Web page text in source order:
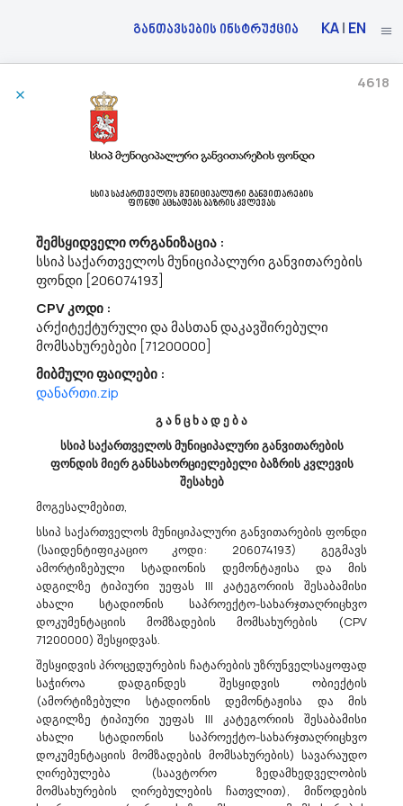
განთავსების ინსტრუქცია KA| EN
Სსიპ Სახელმწიფო Შესყიდვების Სააგენტო Აცხადებს Ბაზრის Კვლევას
03100000 - სოფლის მეურნეობისა და ბაღჩეული პროდუქტები .
13/05/2026
მოგესალმებით,გაცნობებთ, რომ სსიპ „სახელმწიფო შესყიდვების
ძალოვანი სტრუქტურებისთვის საჭირო ქათმის კვერცხის
შესყიდვა, კონსოლიდირებული ტენდერის საშუალებით.
აღნიშნულის ფარგლებში, სააგენტო ა...
Შპს ,,საქაერონავიგაცია“ Აცხადებს Ბაზრის Კვლევას
50433000 - დაკალიბრების მომსახურება .
გაცნობებთ, რომ შპს ,,საქაერონავიგაცია“ (ს/კ 208144051) ატარებს
ბაზრის კვლევას შპს გაზომვის საშუალებების (ვატმეტრების)
ღირებულების დადგენის მიზნით. კლასიფიკატორის კოდით
CPV5043300. დაინტერე...
Შპს „საქართველოს Მელიორაცია“ Აცხადებს Ბაზრის Კვლევას
45200000 - მთლიანი ან ნაწილობრივი სამშენებლო სამუშაოები და
სამოქალაქო მშენებლობის სამუშაოები.
08/05/2026
შპს „საქართველოს მელიორაცია“ (საიდენტიფიკაციო კოდი:
204524568) ატარებს ღია კარის დღეს „ქ.ფოთთან, მდინარე
რიონზე არსებული წყალგამყოფი კვანძის ქვედა ბიეფის
ფლუტბეტისა და რისბერმის დაზიანებული ნაწილების და
სსიპ საქართველოს მუნიციპალური განვითარების
ფონდი აცხადებს ბაზრის კვლევას
შემსყიდველი ორგანიზაცია :
სსიპ საქართველოს მუნიციპალური განვითარების
ფონდი [206074193]
CPV კოდი :
არქიტექტურული და მასთან დაკავშირებული
მომსახურებები [71200000]
მიბმული ფაილები :
დანართი.zip
4618
გ ა ნ ც ხ ა დ ე ბ ა
სსიპ საქართველოს მუნიციპალური განვითარების
ფონდის მიერ განსახორციელებელი ბაზრის კვლევის
შესახებ
მოგესალმებით,
სსიპ საქართველოს მუნიციპალური განვითარების ფონდი
(საიდენტიფიკაციო კოდი: 206074193) გეგმავს
ამორტიზებული სტადიონის დემონტაჟისა და მის
ადგილზე ტიპიური უეფას III კატეგორიის შესაბამისი
ახალი სტადიონის საპროექტო-სახარჯთაღრიცხვო
დოკუმენტაციის მომზადების მომსახურების (CPV
71200000) შესყიდვას.
შესყიდვის პროცედურების ჩატარების უზრუნველსაყოფად
საჭიროა დადგინდეს შესყიდვის ობიექტის
(ამორტიზებული სტადიონის დემონტაჟისა და მის
ადგილზე ტიპიური უეფას III კატეგორიის შესაბამისი
ახალი სტადიონის საპროექტო-სახარჯთაღრიცხვო
დოკუმენტაციის მომზადების მომსახურების) სავარაუდო
ღირებულება (საავტორო ზედამხედველობის
მომსახურების ღირებულების ჩათვლით), მიწოდების